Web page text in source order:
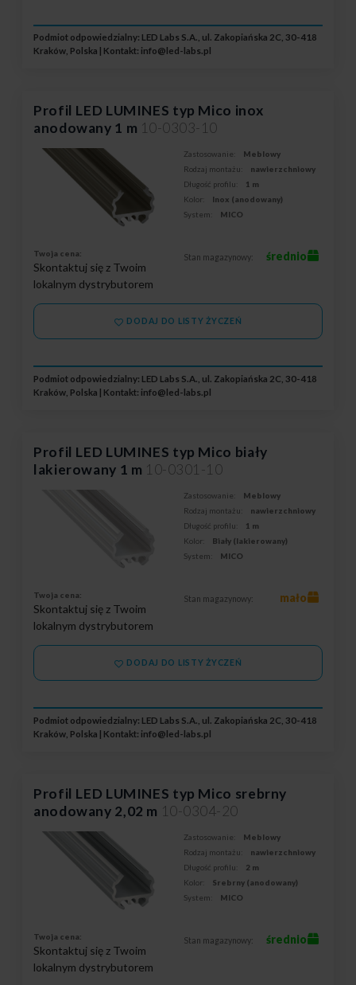
Podmiot odpowiedzialny: LED Labs S.A., ul. Zakopiańska 2C, 30-418
Kraków, Polska | Kontakt: info@led-labs.pl
Profil LED LUMINES typ Mico inox
anodowany 1 m 10-0303-10
Zastosowanie:
Meblowy
Rodzaj montażu:
nawierzchniowy
Długość profilu:
1 m
Kolor:
Inox (anodowany)
System:
MICO
Twoja cena:
Skontaktuj się z Twoim
lokalnym dystrybutorem
Stan magazynowy: średnio
DODAJ DO LISTY ŻYCZEŃ
Podmiot odpowiedzialny: LED Labs S.A., ul. Zakopiańska 2C, 30-418
Kraków, Polska | Kontakt: info@led-labs.pl
Profil LED LUMINES typ Mico biały
lakierowany 1 m 10-0301-10
Zastosowanie:
Meblowy
Rodzaj montażu:
nawierzchniowy
Długość profilu:
1 m
Kolor:
Biały (lakierowany)
System:
MICO
Twoja cena:
Skontaktuj się z Twoim
lokalnym dystrybutorem
Stan magazynowy: mało
DODAJ DO LISTY ŻYCZEŃ
Podmiot odpowiedzialny: LED Labs S.A., ul. Zakopiańska 2C, 30-418
Kraków, Polska | Kontakt: info@led-labs.pl
Profil LED LUMINES typ Mico srebrny
anodowany 2,02 m 10-0304-20
Zastosowanie:
Meblowy
Rodzaj montażu:
nawierzchniowy
Długość profilu:
2 m
Kolor:
Srebrny (anodowany)
System:
MICO
Twoja cena:
Skontaktuj się z Twoim
lokalnym dystrybutorem
Stan magazynowy: średnio